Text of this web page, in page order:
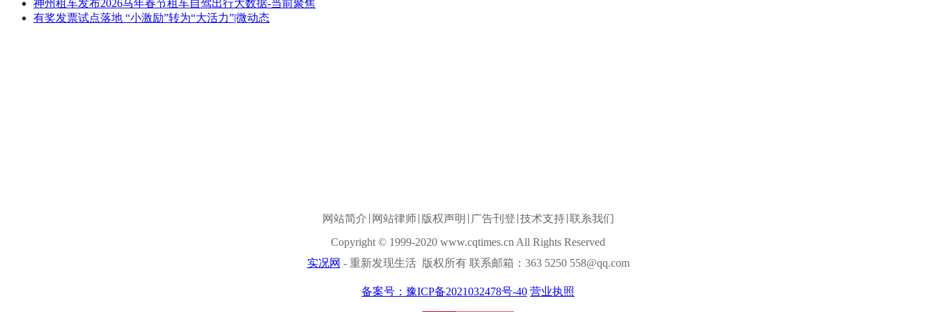
神州租车发布2026马年春节租车自驾出行大数据-当前聚焦
有奖发票试点落地 “小激励”转为“大活力”|微动态
网站简介 网站律师 版权声明 广告刊登 技术支持 联系我们
Copyright © 1999-2020 www.cqtimes.cn All Rights Reserved
实况网 - 重新发现生活 版权所有 联系邮箱：363 5250 558@qq.com
备案号：豫ICP备2021032478号-40 营业执照